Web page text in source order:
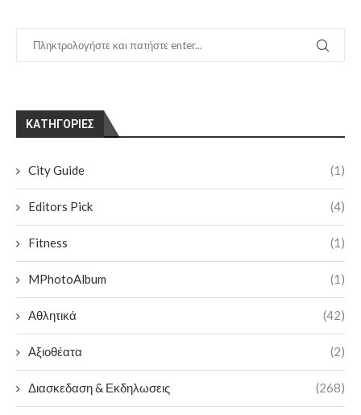
KΑΤΗΓΟΡΊΕΣ
City Guide (1)
Editors Pick (4)
Fitness (1)
MPhotoAlbum (1)
Αθλητικά (42)
Αξιοθέατα (2)
Διασκεδαση & Εκδηλωσεις (268)